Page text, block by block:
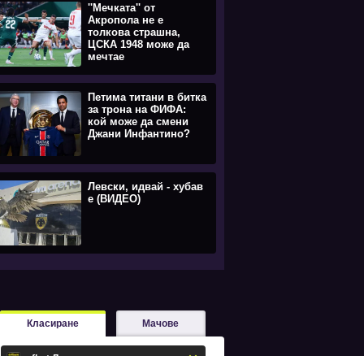
''Мечката'' от
Акропола не е
толкова страшна,
ЦСКА 1948 може да
мечтае
Петима титани в битка
за трона на ФИФА:
кой може да смени
Джани Инфантино?
Левски, идвай - хубав
е (ВИДЕО)
Класиране Мачове